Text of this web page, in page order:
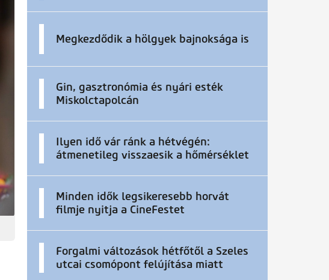
Megkezdődik a hölgyek bajnoksága is
Gin, gasztronómia és nyári esték
Miskolctapolcán
Ilyen idő vár ránk a hétvégén:
átmenetileg visszaesik a hőmérséklet
Minden idők legsikeresebb horvát
filmje nyitja a CineFestet
Forgalmi változások hétfőtől a Szeles
utcai csomópont felújítása miatt